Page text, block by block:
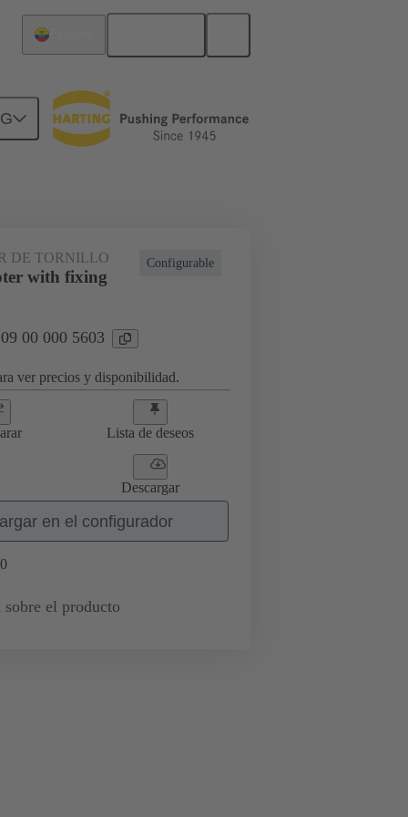
bastidores de abrazadera
Configurable
DE TORNILLO
with fixing
00 000 5603
ver precios y disponibilidad.
Lista de deseos
Descargar
en el configurador
0
sobre el producto